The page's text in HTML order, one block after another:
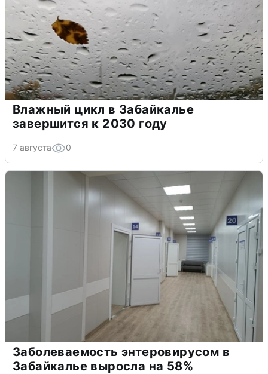
Влажный цикл в Забайкалье
завершится к 2030 году
7 августа 0
Заболеваемость энтеровирусом в
Забайкалье выросла на 58%